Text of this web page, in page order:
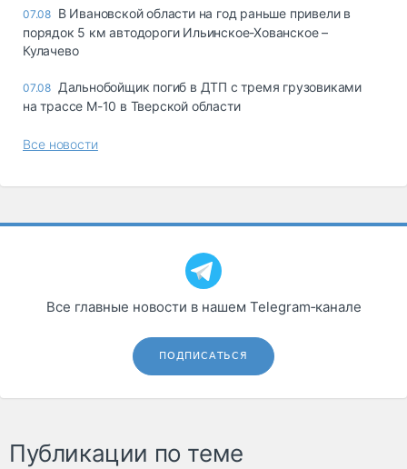
07.08 В Ивановской области на год раньше привели в
порядок 5 км автодороги Ильинское-Хованское –
Кулачево
07.08 Дальнобойщик погиб в ДТП с тремя грузовиками
на трассе М-10 в Тверской области
Все новости
Все главные новости в нашем Telegram‑канале
ПОДПИСАТЬСЯ
Публикации по теме